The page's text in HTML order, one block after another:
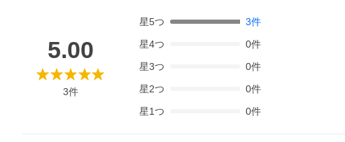
5.00
3件
星5つ 3件
星4つ 0件
星3つ 0件
星2つ 0件
星1つ 0件